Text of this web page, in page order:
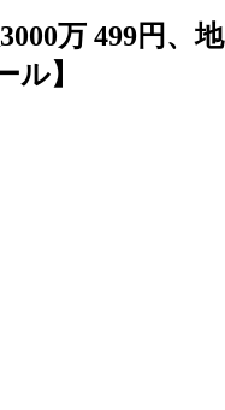
万 499円、地
ル】